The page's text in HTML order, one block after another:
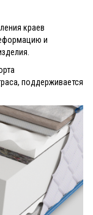
краев
и
поддерживается